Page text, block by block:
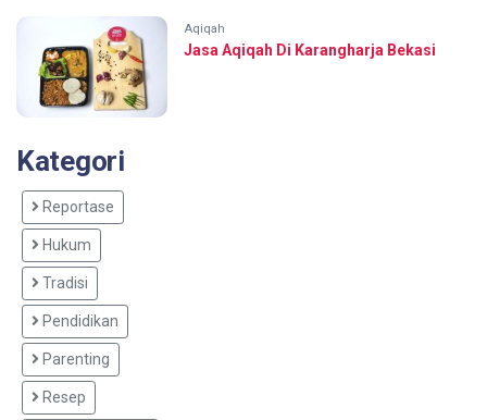
Aqiqah
Jasa Aqiqah Di Karangharja Bekasi
Kategori
Reportase
Hukum
Tradisi
Pendidikan
Parenting
Resep